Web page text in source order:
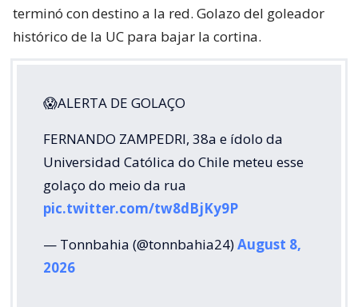
terminó con destino a la red. Golazo del goleador
histórico de la UC para bajar la cortina.
😱ALERTA DE GOLAÇO
FERNANDO ZAMPEDRI, 38a e ídolo da
Universidad Católica do Chile meteu esse
golaço do meio da rua
pic.twitter.com/tw8dBjKy9P
— Tonnbahia (@tonnbahia24)August 8,
2026